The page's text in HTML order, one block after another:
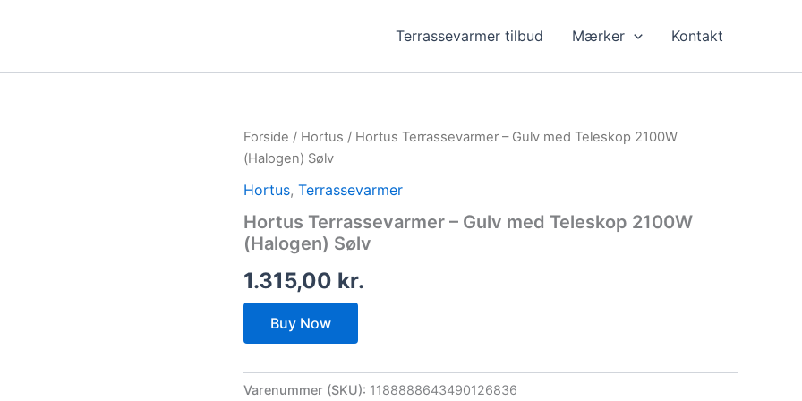
Terrassevarmer tilbud Mærker Kontakt
Forside / Hortus / Hortus Terrassevarmer – Gulv med Teleskop 2100W
(Halogen) Sølv
Hortus, Terrassevarmer
Hortus Terrassevarmer – Gulv med Teleskop 2100W
(Halogen) Sølv
1.315,00 kr.
Buy Now
Varenummer (SKU): 1188888643490126836